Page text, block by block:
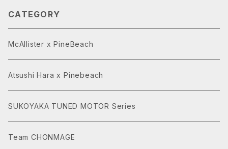
CATEGORY
McAllister x PineBeach
Atsushi Hara x Pinebeach
SUKOYAKA TUNED MOTOR Series
Team CHONMAGE